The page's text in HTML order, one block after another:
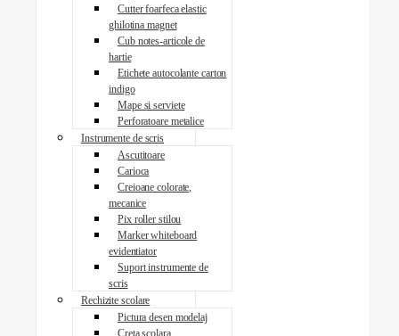
Cutter foarfeca elastic
ghilotina magnet
Cub notes-articole de
hartie
Etichete autocolante carton
indigo
Mape si serviete
Perforatoare metalice
Instrumente de scris
Ascutitoare
Carioca
Creioane colorate,
mecanice
Pix roller stilou
Marker whiteboard
evidentiator
Suport instrumente de
scris
Rechizite scolare
Pictura desen modelaj
Creta scolara